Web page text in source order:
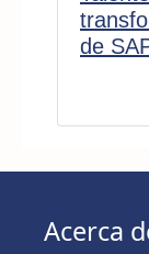
de
Acerca